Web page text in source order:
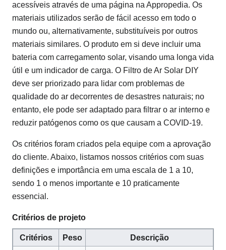
acessíveis através de uma página na Appropedia. Os
materiais utilizados serão de fácil acesso em todo o
mundo ou, alternativamente, substituíveis por outros
materiais similares. O produto em si deve incluir uma
bateria com carregamento solar, visando uma longa vida
útil e um indicador de carga. O Filtro de Ar Solar DIY
deve ser priorizado para lidar com problemas de
qualidade do ar decorrentes de desastres naturais; no
entanto, ele pode ser adaptado para filtrar o ar interno e
reduzir patógenos como os que causam a COVID-19.
Os critérios foram criados pela equipe com a aprovação
do cliente. Abaixo, listamos nossos critérios com suas
definições e importância em uma escala de 1 a 10,
sendo 1 o menos importante e 10 praticamente
essencial.
Critérios de projeto
Critérios Peso Descrição